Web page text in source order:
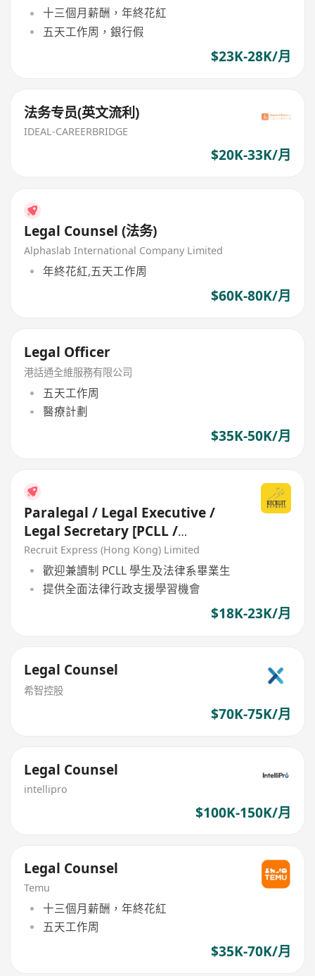
十三個月薪酬，年終花紅
五天工作周，銀行假
$23K-28K/月
法务专员(英文流利)
IDEAL-CAREERBRIDGE
$20K-33K/月
Legal Counsel (法务)
Alphaslab International Company Limited
年終花紅,五天工作周
$60K-80K/月
Legal Officer
港話通全維服務有限公司
五天工作周
醫療計劃
$35K-50K/月
Paralegal / Legal Executive /
Legal Secretary [PCLL /
Freshgrad Welcome]
Recruit Express (Hong Kong) Limited
歡迎兼讀制 PCLL 學生及法律系畢業生
提供全面法律行政支援學習機會
$18K-23K/月
Legal Counsel
希智控股
$70K-75K/月
Legal Counsel
intellipro
$100K-150K/月
Legal Counsel
Temu
十三個月薪酬，年終花紅
五天工作周
$35K-70K/月